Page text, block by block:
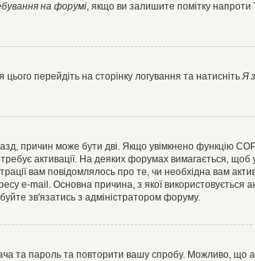
на форумі, якщо ви залишите помітку напроти
перейдіть на сторінку логування та натиснітьЯ
причин може бути дві. Якщо увімкнено функцію
активації. На деяких форумах вимагається, щоб
вам повідомлялось про те, чи необхідна вам
e-mail. Основна причина, з якої використовується
зв'язатись з адміністратором форуму.
та пароль та повторити вашу спробу. Можливо, що